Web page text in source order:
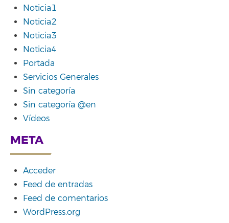
Noticia1
Noticia2
Noticia3
Noticia4
Portada
Servicios Generales
Sin categoría
Sin categoría @en
Vídeos
META
Acceder
Feed de entradas
Feed de comentarios
WordPress.org